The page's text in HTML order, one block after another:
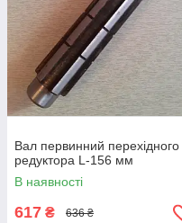
Вал первинний перехідного
редуктора L-156 мм
В наявності
617 ₴ 636 ₴